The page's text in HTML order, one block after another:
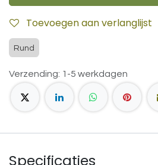
Toevoegen aan verlanglijst
Rund
Verzending: 1-5 werkdagen
Specificaties